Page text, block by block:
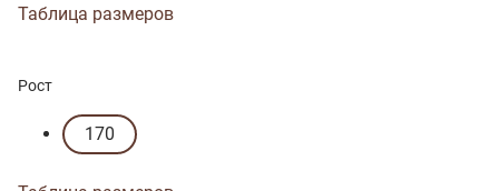
Таблица размеров
Рост
170